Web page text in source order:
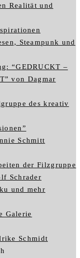
Realität und
Steampunk und
“GEDRUCKT –
von Dagmar
des kreativ
Schmitt
der Filzgruppe
Schrader
und mehr
Galerie
Schmidt